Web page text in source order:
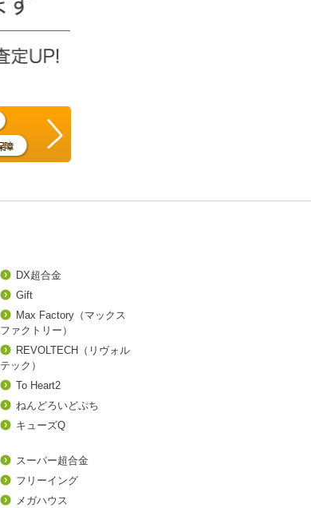
DX超合金
Gift
Max Factory（マックス
ファクトリー）
REVOLTECH（リヴォル
テック）
To Heart2
ねんどろいどぷち
キューズQ
スーパー超合金
フリーイング
メガハウス